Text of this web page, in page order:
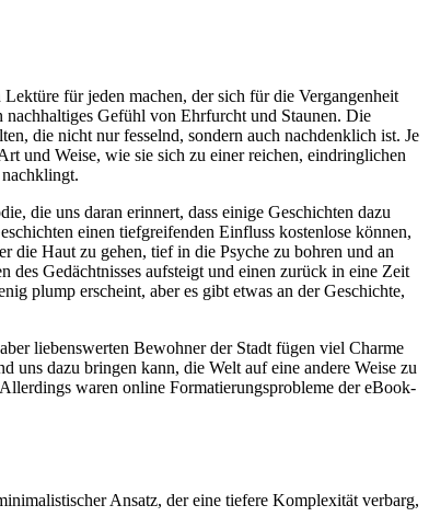
für jeden machen, der sich für die Vergangenheit
Gefühl von Ehrfurcht und Staunen. Die
die nicht nur fesselnd, sondern auch nachdenklich ist. Je
und Weise, wie sie sich zu einer reichen, eindringlichen
die uns daran erinnert, dass einige Geschichten dazu
einen tiefgreifenden Einfluss kostenlose können,
die Haut zu gehen, tief in die Psyche zu bohren und an
des Gedächtnisses aufsteigt und einen zurück in eine Zeit
plump erscheint, aber es gibt etwas an der Geschichte,
liebenswerten Bewohner der Stadt fügen viel Charme
uns dazu bringen kann, die Welt auf eine andere Weise zu
waren online Formatierungsprobleme der eBook-
Ansatz, der eine tiefere Komplexität verbarg,